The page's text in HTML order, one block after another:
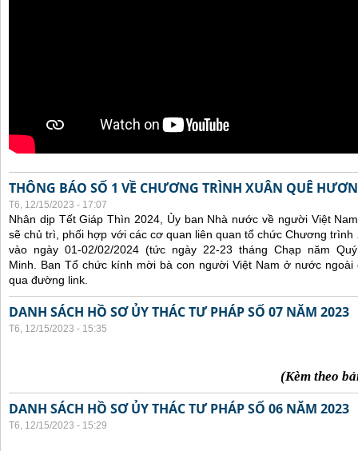
THÔNG BÁO SỐ 1 VỀ CHƯƠNG TRÌNH XUÂN QUÊ
T6, 12/15/2023 - 17:07
Nhân dịp Tết Giáp Thìn 2024, Ủy ban Nhà nước về người Việt
sẽ chủ trì, phối hợp với các cơ quan liên quan tổ chức Chương
vào ngày 01-02/02/2024 (tức ngày 22-23 tháng Chạp năm
Minh. Ban Tổ chức kính mời bà con người Việt Nam ở nước
qua đường link.
DANH SÁCH HỒ SƠ ỦY THÁC TƯ PHÁP SỐ 07 NĂM 2023
T6, 12/15/2023 - 15:35
(Kèm theo
DANH SÁCH HỒ SƠ ỦY THÁC TƯ PHÁP SỐ 06 NĂM 2023
T6, 12/15/2023 - 15:29